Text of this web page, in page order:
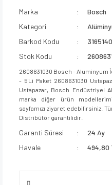
Marka
Bosch
Kategori
Barkod Kodu
Stok Kodu
2608631030 Bosch - Aluminyum
- 5'Li Paket 2608631030
Ustapazar, Bosch Endüstriyel
marka diğer ürün
sayfamızı ziyaret edebilirsiniz.
Distribütör garantilidir.
Garanti Süresi
24 Ay
Havale
494,80